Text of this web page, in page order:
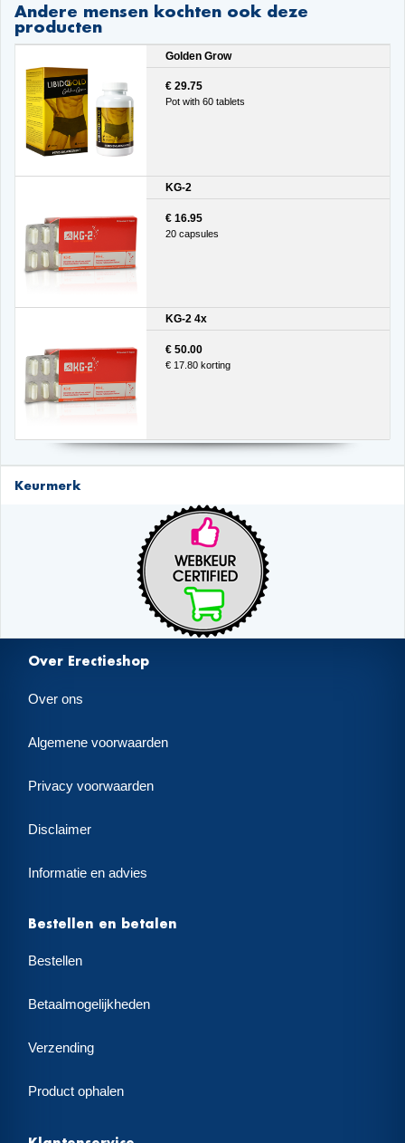
Andere mensen kochten ook deze
producten
Golden Grow
€ 29.75
Pot with 60 tablets
KG-2
€ 16.95
20 capsules
KG-2 4x
€ 50.00
€ 17.80 korting
Keurmerk
Over Erectieshop
Over ons
Algemene voorwaarden
Privacy voorwaarden
Disclaimer
Informatie en advies
Bestellen en betalen
Bestellen
Betaalmogelijkheden
Verzending
Product ophalen